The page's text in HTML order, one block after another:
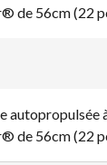
de 56cm (22
autopropulsée
de 56cm (22